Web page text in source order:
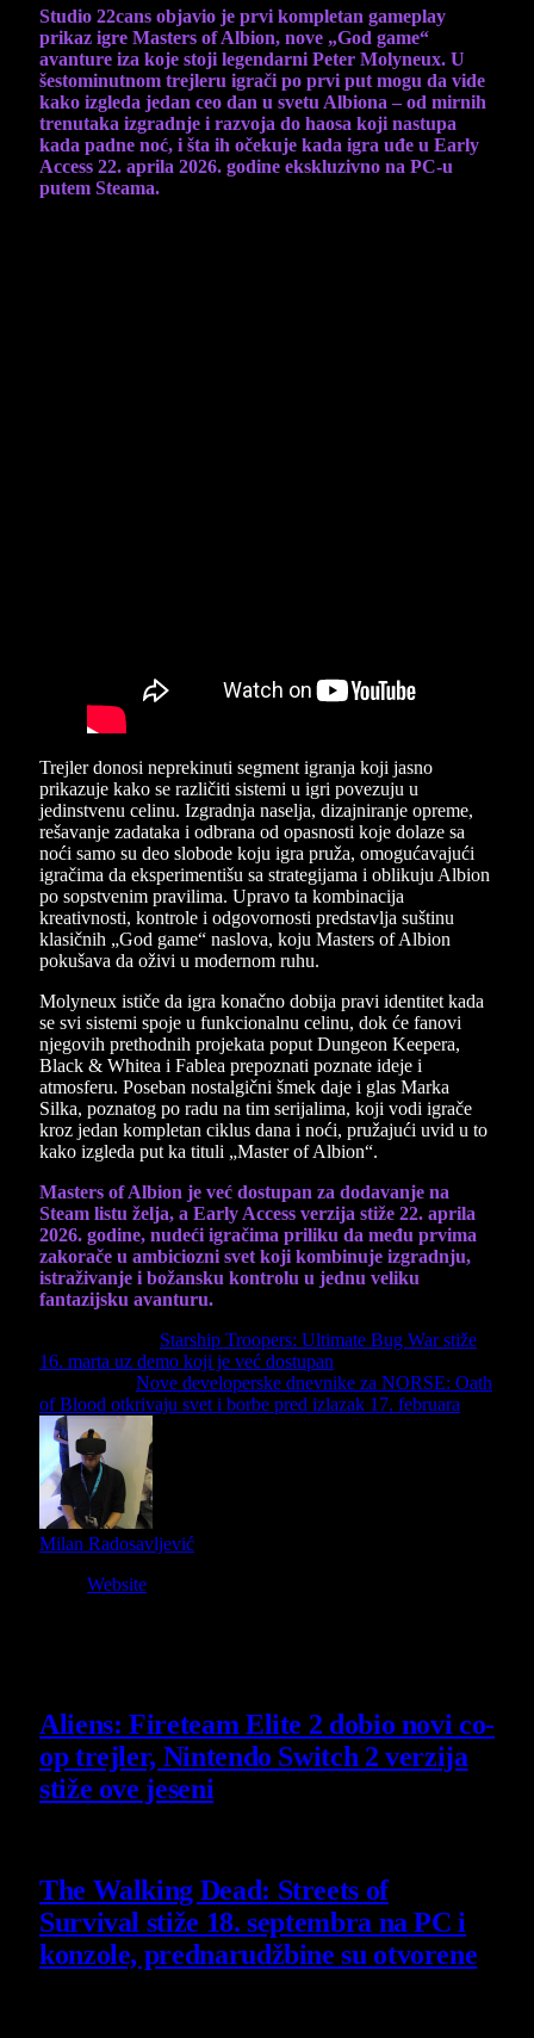
Studio 22cans objavio je prvi kompletan gameplay
prikaz igre Masters of Albion, nove „God game“
avanture iza koje stoji legendarni Peter Molyneux. U
šestominutnom trejleru igrači po prvi put mogu da vide
kako izgleda jedan ceo dan u svetu Albiona – od mirnih
trenutaka izgradnje i razvoja do haosa koji nastupa
kada padne noć, i šta ih očekuje kada igra uđe u Early
Access 22. aprila 2026. godine ekskluzivno na PC-u
putem Steama.
Trejler donosi neprekinuti segment igranja koji jasno
prikazuje kako se različiti sistemi u igri povezuju u
jedinstvenu celinu. Izgradnja naselja, dizajniranje opreme,
rešavanje zadataka i odbrana od opasnosti koje dolaze sa
noći samo su deo slobode koju igra pruža, omogućavajući
igračima da eksperimentišu sa strategijama i oblikuju Albion
po sopstvenim pravilima. Upravo ta kombinacija
kreativnosti, kontrole i odgovornosti predstavlja suštinu
klasičnih „God game“ naslova, koju Masters of Albion
pokušava da oživi u modernom ruhu.
Molyneux ističe da igra konačno dobija pravi identitet kada
se svi sistemi spoje u funkcionalnu celinu, dok će fanovi
njegovih prethodnih projekata poput Dungeon Keepera,
Black & Whitea i Fablea prepoznati poznate ideje i
atmosferu. Poseban nostalgični šmek daje i glas Marka
Silka, poznatog po radu na tim serijalima, koji vodi igrače
kroz jedan kompletan ciklus dana i noći, pružajući uvid u to
kako izgleda put ka tituli „Master of Albion“.
Masters of Albion je već dostupan za dodavanje na
Steam listu želja, a Early Access verzija stiže 22. aprila
2026. godine, nudeći igračima priliku da među prvima
zakorače u ambiciozni svet koji kombinuje izgradnju,
istraživanje i božansku kontrolu u jednu veliku
fantazijsku avanturu.
Starship Troopers: Ultimate Bug War stiže
16. marta uz demo koji je već dostupan
Nove developerske dnevnike za NORSE: Oath
of Blood otkrivaju svet i borbe pred izlazak 17. februara
Milan Radosavljević
Website
Aliens: Fireteam Elite 2 dobio novi co-
op trejler, Nintendo Switch 2 verzija
stiže ove jeseni
The Walking Dead: Streets of
Survival stiže 18. septembra na PC i
konzole, prednarudžbine su otvorene